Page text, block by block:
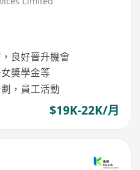
良好晉升機會
奬學金等
，員工活動
$19K-22K/月